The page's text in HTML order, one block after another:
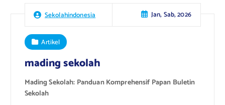
Sekolahindonesia Jan, Sab, 2026
Artikel
mading sekolah
Mading Sekolah: Panduan Komprehensif Papan Buletin
Sekolah